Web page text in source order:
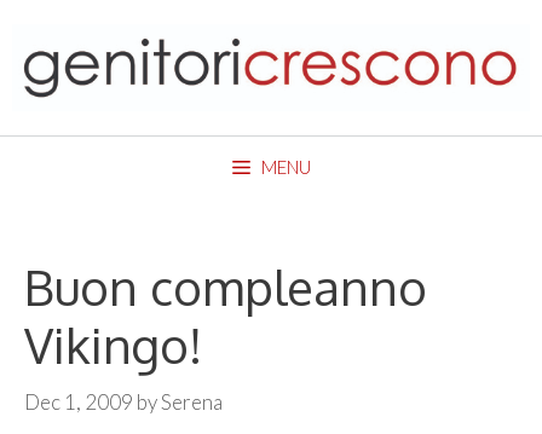
content
MENU
Buon compleanno
Vikingo!
Dec 1, 2009 bySerena